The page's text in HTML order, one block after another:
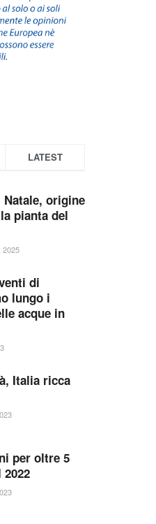
LATEST
Natale, origine
pianta del
2025
di
lungo i
acque in
Italia ricca
per oltre 5